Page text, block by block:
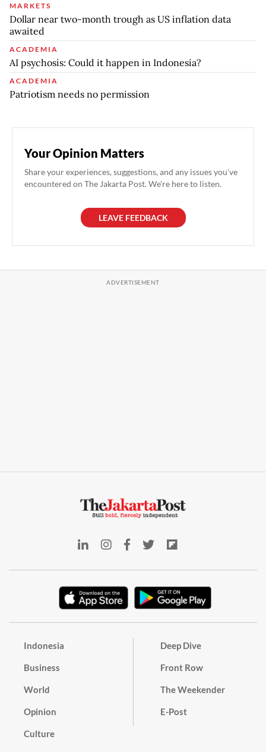
MARKETS
Dollar near two-month trough as US inflation data
awaited
ACADEMIA
AI psychosis: Could it happen in Indonesia?
ACADEMIA
Patriotism needs no permission
Your Opinion Matters
Share your experiences, suggestions, and any issues you've
encountered on The Jakarta Post. We're here to listen.
LEAVE FEEDBACK
Indonesia
Business
World
Opinion
Culture
Deep Dive
Front Row
The Weekender
E-Post